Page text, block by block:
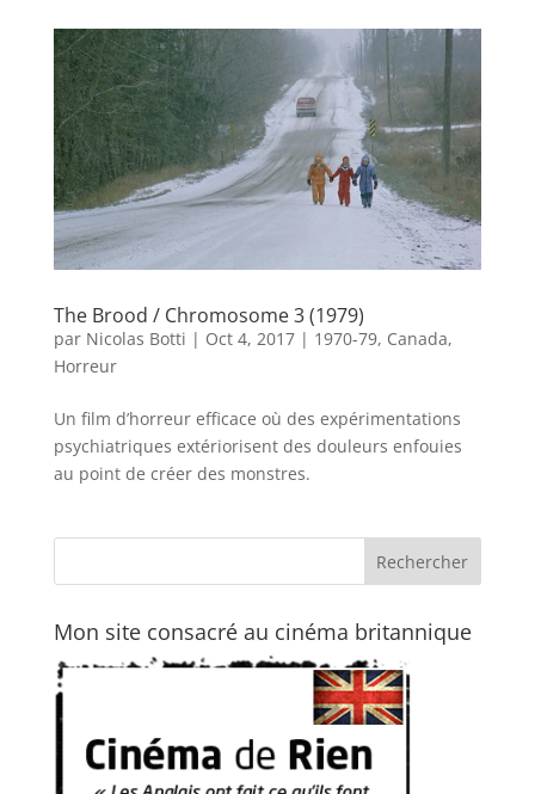
The Brood / Chromosome 3 (1979)
par Nicolas Botti | Oct 4, 2017| 1970-79, Canada,
Horreur
Un film d’horreur efficace où des expérimentations
psychiatriques extériorisent des douleurs enfouies
au point de créer des monstres.
Mon site consacré au cinéma britannique